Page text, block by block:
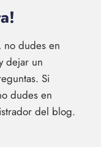
no dudes en
dejar un
Si
dudes en
del blog.